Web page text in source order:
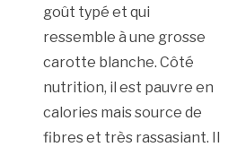
goût typé et qui
ressemble à une grosse
carotte blanche. Côté
nutrition, il est pauvre en
calories mais source de
fibres et très rassasiant. Il